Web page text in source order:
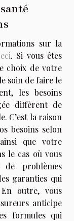
sur la
. Si vous êtes
choix de votre
soin de faire le
les besoins
diffèrent de
C’est la raison
besoins selon
que votre
le cas où vous
problèmes
garanties qui
outre, vous
anticipe
formules qui